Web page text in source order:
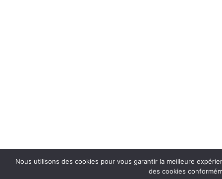
Nous utilisons des cookies pour vous garantir la meilleure
des cookies